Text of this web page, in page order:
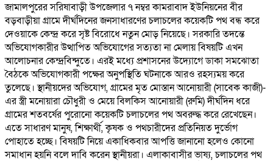
জামালপুরের সরিষাবাড়ী উপজেলার ৭ নম্বর কামরাবাদ ইউনিয়নের বীর
বড়বাড়ীয়া গ্রামে দীর্ঘদিনের জনসাধারণের চলাচলের কয়েকটি পথ বন্ধ করে
দেওয়াকে কেন্দ্র করে সৃষ্ট বিরোধে নতুন মোড় নিয়েছে। সরকারি তদন্তে
অভিযোগকারীর উত্থাপিত অভিযোগের সত্যতা না মেলায় বিষয়টি এখন
আলোচনার কেন্দ্রবিন্দুতে। এরই মধ্যে প্রশাসনের উদ্যোগে ডাকা সমঝোতা
বৈঠকে অভিযোগকারী পক্ষের অনুপস্থিতি ঘটনাকে আরও রহস্যময় করে
তুলেছে। স্থানীয়দের অভিযোগ, গ্রামের মৃত মোস্তান আনোয়ারী (সাবেক কাজী)-
এর স্ত্রী মনোয়ারা চৌধুরী ও মেয়ে বিলকিস আনোয়ারী (রুমি) দীর্ঘদিন ধরে
গ্রামের শতবর্ষের পুরোনো কয়েকটি চলাচলের পথ অবরুদ্ধ করে রেখেছেন।
এতে সাধারণ মানুষ, শিক্ষার্থী, কৃষক ও পথচারীদের প্রতিনিয়ত দুর্ভোগ
পোহাতে হচ্ছে। বিষয়টি নিয়ে একাধিকবার আপত্তি জানানো হলেও কোনো
সমাধান হয়নি বলে দাবি করেন স্থানীয়রা। এলাকাবাসীর ভাষ্য, চলাচলের পথ